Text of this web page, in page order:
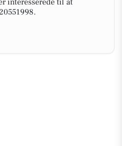
interesserede til at